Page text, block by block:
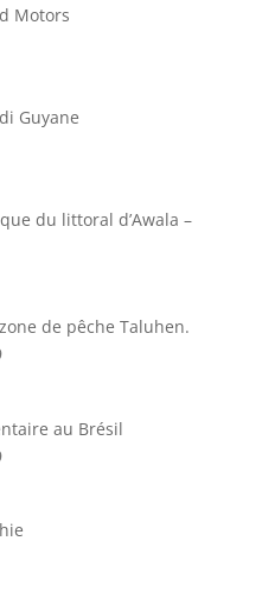
Motors
Guyane
du littoral d’Awala –
de pêche Taluhen.
au Brésil